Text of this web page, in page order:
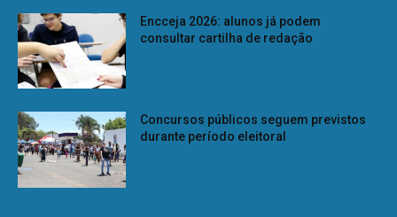
Encceja 2026: alunos já podem
consultar cartilha de redação
Concursos públicos seguem previstos
durante período eleitoral